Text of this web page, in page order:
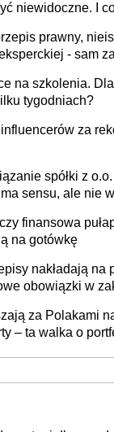
niewidoczne. I
prawny,
- sam
na szkolenia.
tygodniach?
za
spółki z
sensu, ale nie
finansowa
na gotówkę
nakładają na
obowiązki w
za Polakami
– ta walka o